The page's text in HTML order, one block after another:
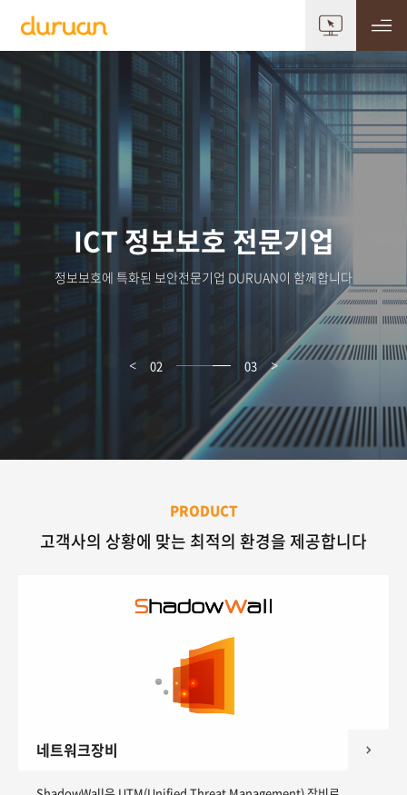
ICT 정보보호 전문기업
정보보호에 특화된 보안전문기업 DURUAN이 함께합니다
< 03 03 >
PRODUCT
고객사의 상황에 맞는 최적의 환경을 제공합니다
네트워크장비